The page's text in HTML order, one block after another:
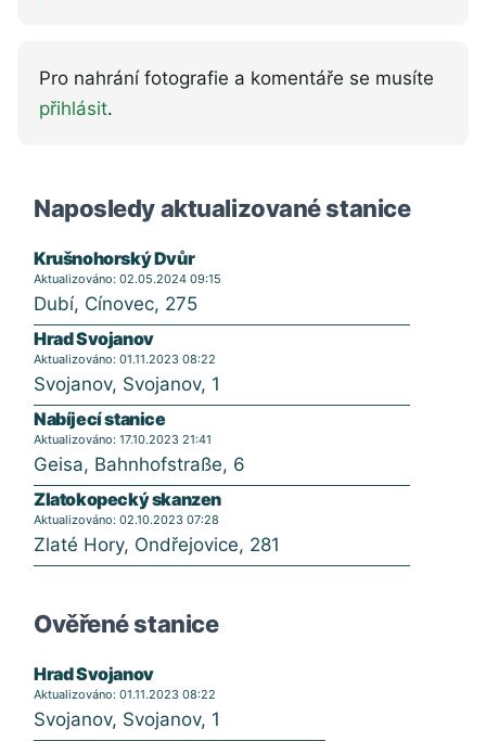
Pro nahrání fotografie a komentáře se musíte
přihlásit.
Naposledy aktualizované stanice
Krušnohorský Dvůr
Aktualizováno: 02.05.2024 09:15
Dubí, Cínovec, 275
Hrad Svojanov
Aktualizováno: 01.11.2023 08:22
Svojanov, Svojanov, 1
Nabíjecí stanice
Aktualizováno: 17.10.2023 21:41
Geisa, Bahnhofstraße, 6
Zlatokopecký skanzen
Aktualizováno: 02.10.2023 07:28
Zlaté Hory, Ondřejovice, 281
Ověřené stanice
Hrad Svojanov
Aktualizováno: 01.11.2023 08:22
Svojanov, Svojanov, 1